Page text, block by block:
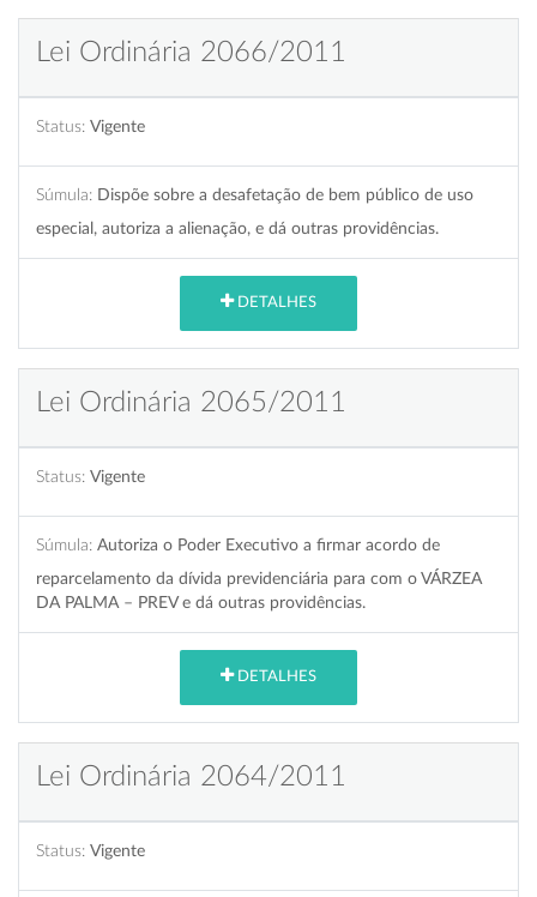
Lei Ordinária 2066/2011
Status: Vigente
Súmula: Dispõe sobre a desafetação de bem público de uso
especial, autoriza a alienação, e dá outras providências.
DETALHES
Lei Ordinária 2065/2011
Status: Vigente
Súmula: Autoriza o Poder Executivo a firmar acordo de
reparcelamento da dívida previdenciária para com o VÁRZEA
DA PALMA – PREV e dá outras providências.
DETALHES
Lei Ordinária 2064/2011
Status: Vigente